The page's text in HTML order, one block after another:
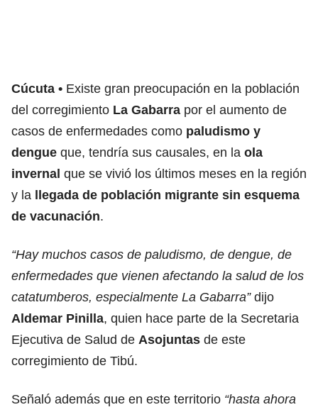
Cúcuta
Existe gran preocupación en la población
del corregimiento La Gabarra por el aumento de
casos de enfermedades como paludismo y
dengue que, tendría sus causales, en la ola
invernal que se vivió los últimos meses en la región
y la llegada de población migrante sin esquema
de vacunación.
“Hay muchos casos de paludismo, de dengue, de
enfermedades que vienen afectando la salud de los
catatumberos, especialmente La Gabarra”dijo
Aldemar Pinilla, quien hace parte de la Secretaria
Ejecutiva de Salud de Asojuntas de este
corregimiento de Tibú.
Señaló además que en este territorio “hasta ahora